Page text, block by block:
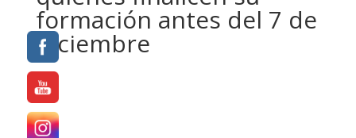
formación antes del 7 de
diciembre